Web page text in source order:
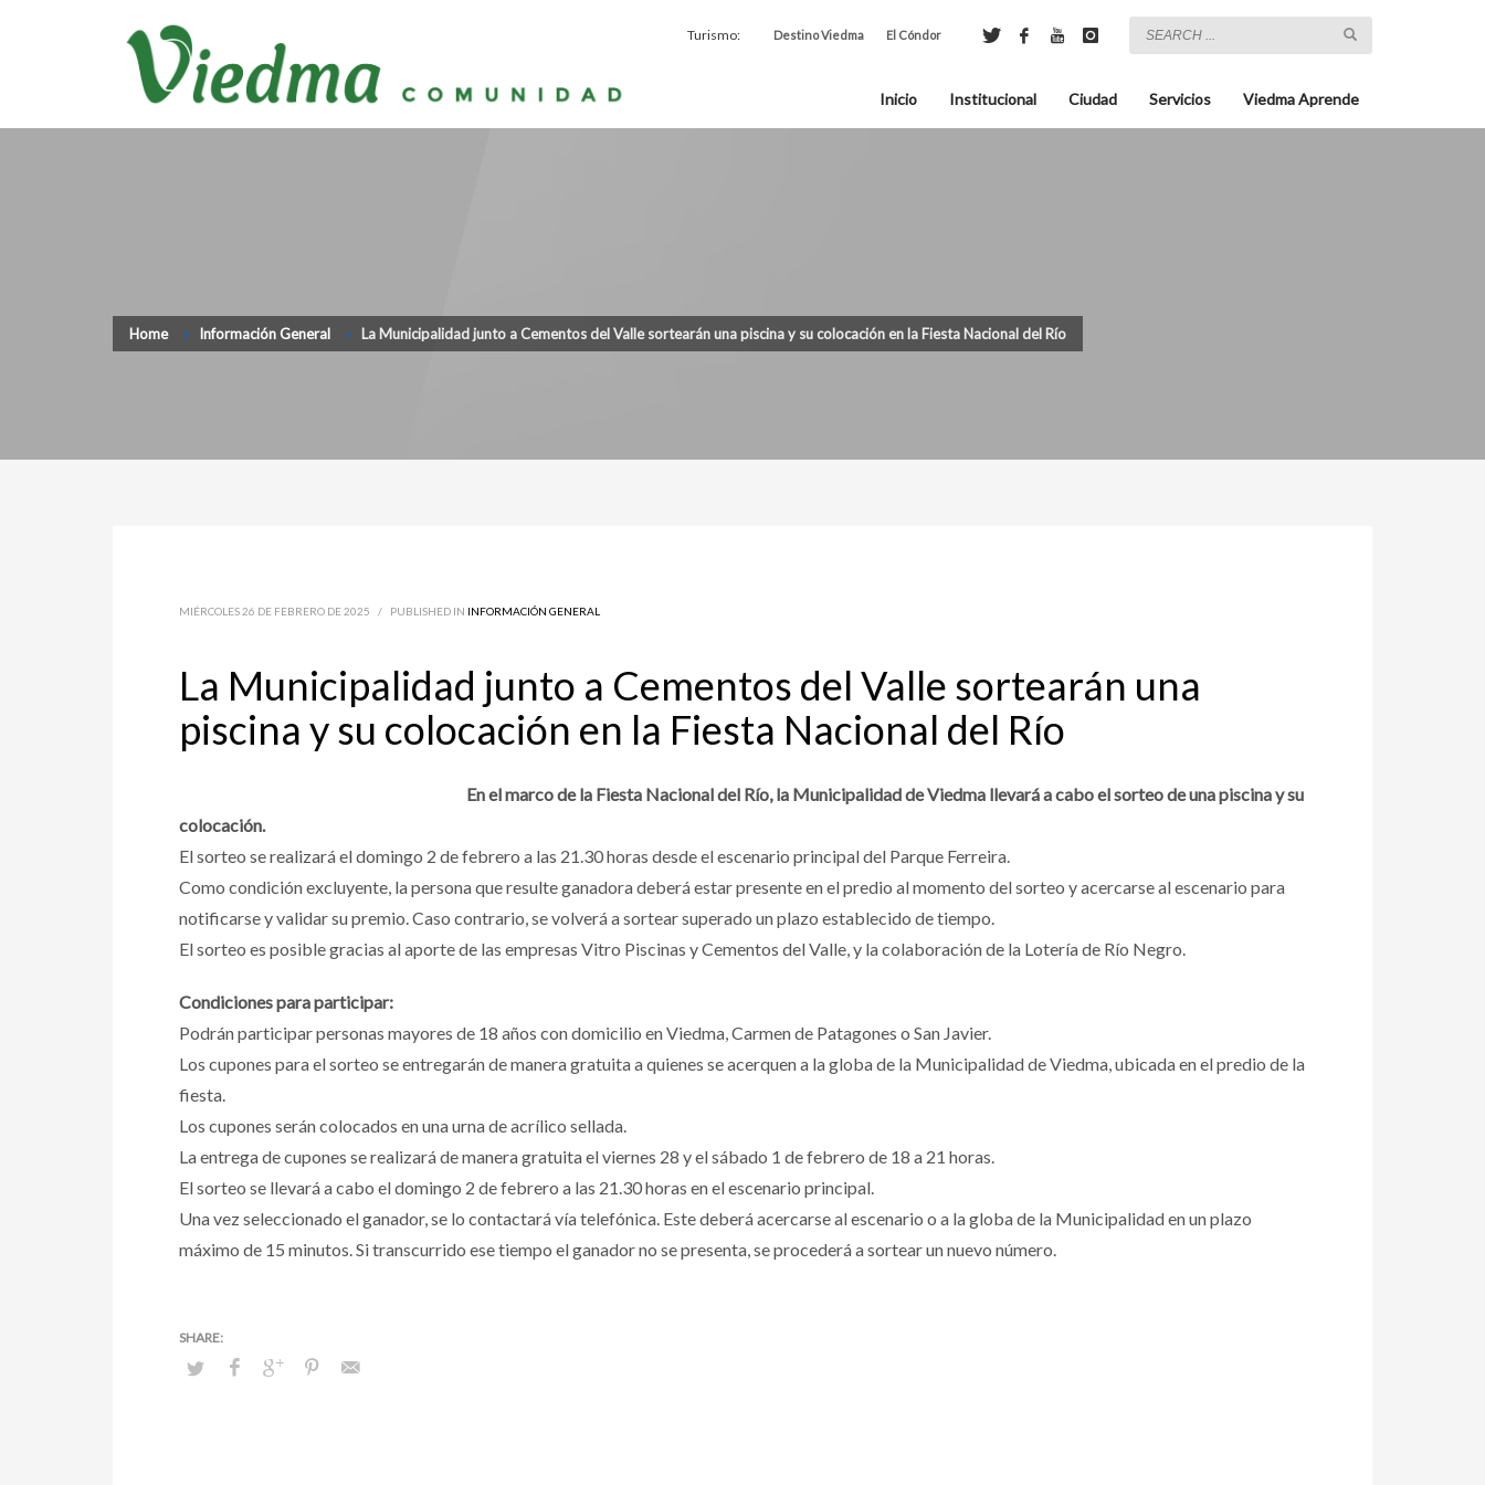
Turismo: Destino Viedma El Cóndor
Inicio Institucional Ciudad Servicios Viedma Aprende
Home Información General La Municipalidad junto a Cementos del Valle sortearán una piscina y su colocación en la Fiesta Nacional del Río
MIÉRCOLES 26 DE FEBRERO DE 2025 / PUBLISHED IN INFORMACIÓN GENERAL
La Municipalidad junto a Cementos del Valle sortearán una
piscina y su colocación en la Fiesta Nacional del Río
En el marco de la Fiesta Nacional del Río, la Municipalidad de Viedma llevará a cabo el sorteo de una piscina y su
colocación.
El sorteo se realizará el domingo 2 de febrero a las 21.30 horas desde el escenario principal del Parque Ferreira.
Como condición excluyente, la persona que resulte ganadora deberá estar presente en el predio al momento del sorteo y acercarse al escenario para
notificarse y validar su premio. Caso contrario, se volverá a sortear superado un plazo establecido de tiempo.
El sorteo es posible gracias al aporte de las empresas Vitro Piscinas y Cementos del Valle, y la colaboración de la Lotería de Río Negro.
Condiciones para participar:
Podrán participar personas mayores de 18 años con domicilio en Viedma, Carmen de Patagones o San Javier.
Los cupones para el sorteo se entregarán de manera gratuita a quienes se acerquen a la globa de la Municipalidad de Viedma, ubicada en el predio de la
fiesta.
Los cupones serán colocados en una urna de acrílico sellada.
La entrega de cupones se realizará de manera gratuita el viernes 28 y el sábado 1 de febrero de 18 a 21 horas.
El sorteo se llevará a cabo el domingo 2 de febrero a las 21.30 horas en el escenario principal.
Una vez seleccionado el ganador, se lo contactará vía telefónica. Este deberá acercarse al escenario o a la globa de la Municipalidad en un plazo
máximo de 15 minutos. Si transcurrido ese tiempo el ganador no se presenta, se procederá a sortear un nuevo número.